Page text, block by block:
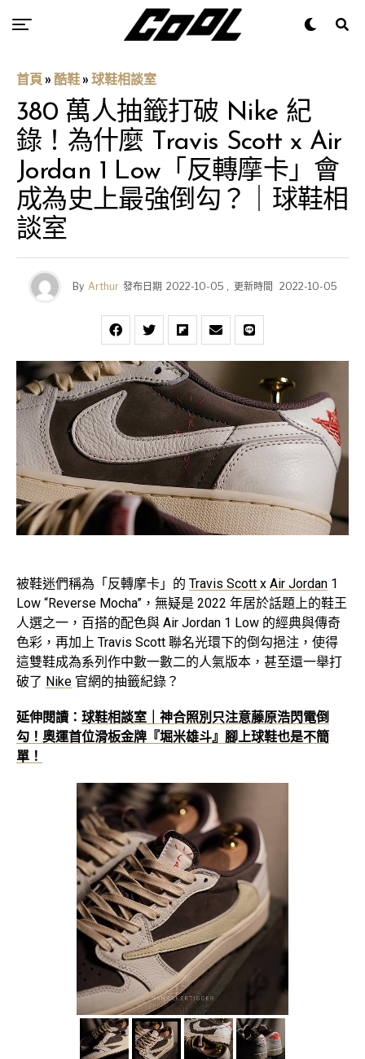
首頁 » 酷鞋 » 球鞋相談室
380 萬人抽籤打破 Nike 紀
錄！為什麼 Travis Scott x Air
Jordan 1 Low「反轉摩卡」會
成為史上最強倒勾？｜球鞋相
談室
By Arthur 發布日期 2022-10-05 , 更新時間 2022-10-05
被鞋迷們稱為「反轉摩卡」的 Travis Scott x Air Jordan 1
Low “Reverse Mocha”，無疑是 2022 年居於話題上的鞋王
人選之一，百搭的配色與 Air Jordan 1 Low 的經典與傳奇
色彩，再加上 Travis Scott 聯名光環下的倒勾挹注，使得
這雙鞋成為系列作中數一數二的人氣版本，甚至還一舉打
破了 Nike 官網的抽籤紀錄？
延伸閱讀： 球鞋相談室｜神合照別只注意藤原浩閃電倒
勾！奧運首位滑板金牌『堀米雄斗』腳上球鞋也是不簡
單！